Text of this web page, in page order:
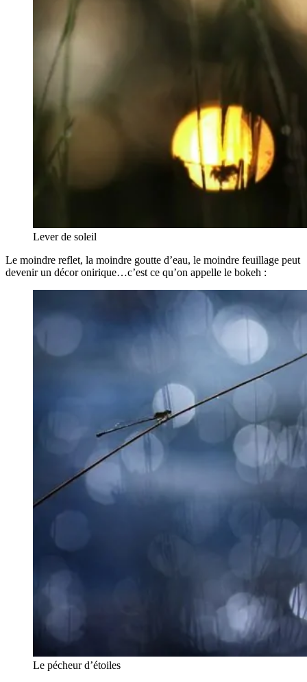
Lever de soleil
Le moindre reflet, la moindre goutte d’eau, le moindre feuillage peut
devenir un décor onirique…c’est ce qu’on appelle le bokeh :
Le pécheur d’étoiles